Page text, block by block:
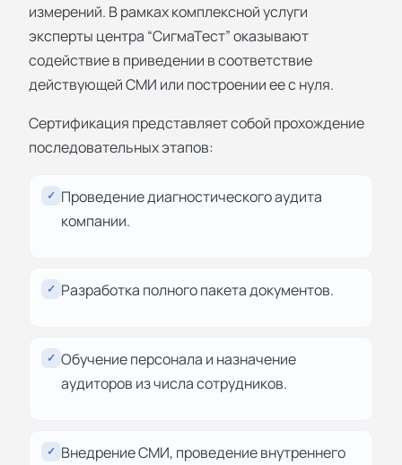
измерений. В рамках комплексной услуги
эксперты центра “СигмаТест” оказывают
содействие в приведении в соответствие
действующей СМИ или построении ее с нуля.
Сертификация представляет собой прохождение
последовательных этапов:
✓ Проведение диагностического аудита
компании.
✓ Разработка полного пакета документов.
✓ Обучение персонала и назначение
аудиторов из числа сотрудников.
✓ Внедрение СМИ, проведение внутреннего